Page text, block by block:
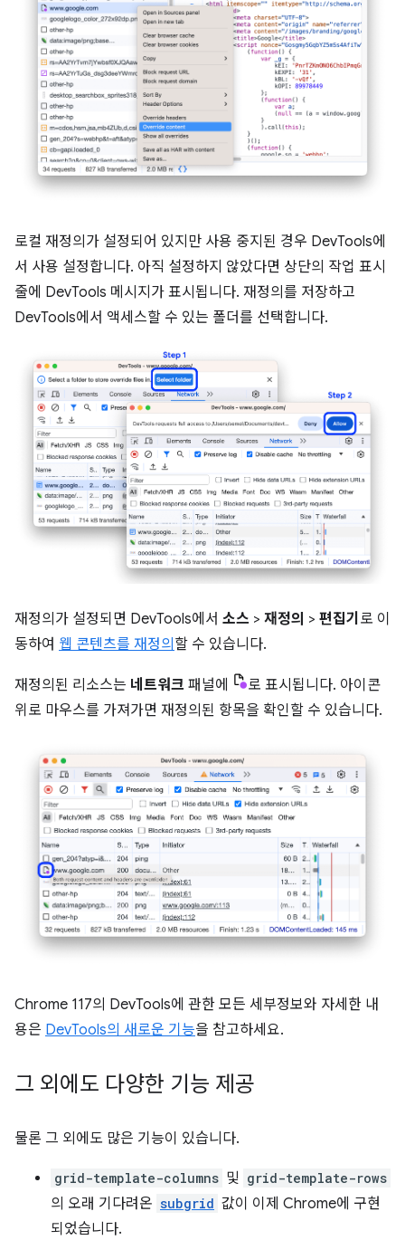
로컬 재정의가 설정되어 있지만 사용 중지된 경우 DevTools에
서 사용 설정합니다. 아직 설정하지 않았다면 상단의 작업 표시
줄에 DevTools 메시지가 표시됩니다. 재정의를 저장하고
DevTools에서 액세스할 수 있는 폴더를 선택합니다.
재정의가 설정되면 DevTools에서 소스 > 재정의 > 편집기 로 이
동하여 웹 콘텐츠를 재정의 할 수 있습니다.
재정의된 리소스는 네트워크 패널에
로 표시됩니다. 아이콘
위로 마우스를 가져가면 재정의된 항목을 확인할 수 있습니다.
Chrome 117의 DevTools에 관한 모든 세부정보와 자세한 내
용은 DevTools의 새로운 기능을 참고하세요.
그 외에도 다양한 기능 제공
물론 그 외에도 많은 기능이 있습니다.
grid-template-columns 및 grid-template-rows
의 오래 기다려온 subgrid 값이 이제 Chrome에 구현
되었습니다.